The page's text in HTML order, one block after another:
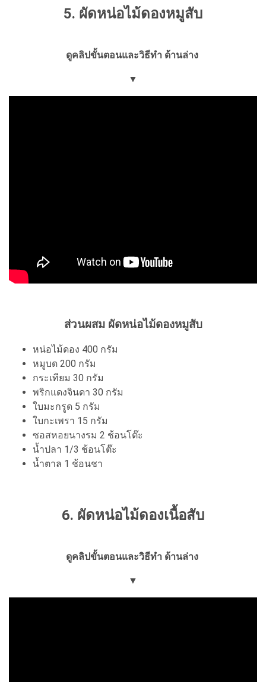
5. ผัดหน่อไม้ดองหมูสับ
ดูคลิปขั้นตอนและวิธีทำ ด้านล่าง
▼
ส่วนผสม ผัดหน่อไม้ดองหมูสับ
หน่อไม้ดอง 400 กรัม
หมูบด 200 กรัม
กระเทียม 30 กรัม
พริกแดงจินดา 30 กรัม
ใบมะกรูด 5 กรัม
ใบกะเพรา 15 กรัม
ซอสหอยนางรม 2 ช้อนโต๊ะ
น้ำปลา 1/3 ช้อนโต๊ะ
น้ำตาล 1 ช้อนชา
6. ผัดหน่อไม้ดองเนื้อสับ
ดูคลิปขั้นตอนและวิธีทำ ด้านล่าง
▼